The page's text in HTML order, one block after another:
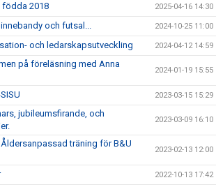
2018 2025-04-16 14:30
och futsal... 2024-10-25 11:00
och ledarskapsutveckling 2024-04-12 14:59
på föreläsning med Anna
2024-01-19 15:55
2023-03-15 15:29
jubileumsfirande, och
2023-03-09 16:10
träning för B&U
2023-02-13 12:00
2022-10-13 17:42